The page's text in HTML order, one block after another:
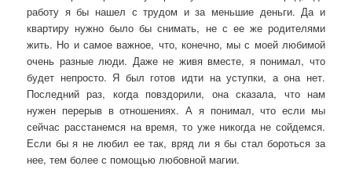
работу я бы нашел с трудом и за меньшие деньги. Да и
квартиру нужно было бы снимать, не с ее же родителями
жить. Но и самое важное, что, конечно, мы с моей любимой
очень разные люди. Даже не живя вместе, я понимал, что
будет непросто. Я был готов идти на уступки, а она нет.
Последний раз, когда повздорили, она сказала, что нам
нужен перерыв в отношениях. А я понимал, что если мы
сейчас расстанемся на время, то уже никогда не сойдемся.
Если бы я не любил ее так, вряд ли я бы стал бороться за
нее, тем более с помощью любовной магии.